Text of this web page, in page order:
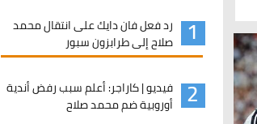
1
رد فعل فان دايك على انتقال محمد
صلاح إلى طرابزون سبور
2
فيديو | كاراجر: أعلم سبب رفض أندية
أوروبية ضم محمد صلاح